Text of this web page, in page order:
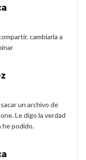
cambiarla a
un archivo de
Le digo la verdad
he podido.